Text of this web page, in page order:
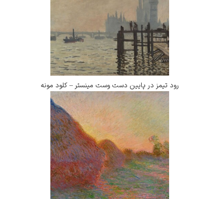
در پایین دست وست مینستر – کلود مونه